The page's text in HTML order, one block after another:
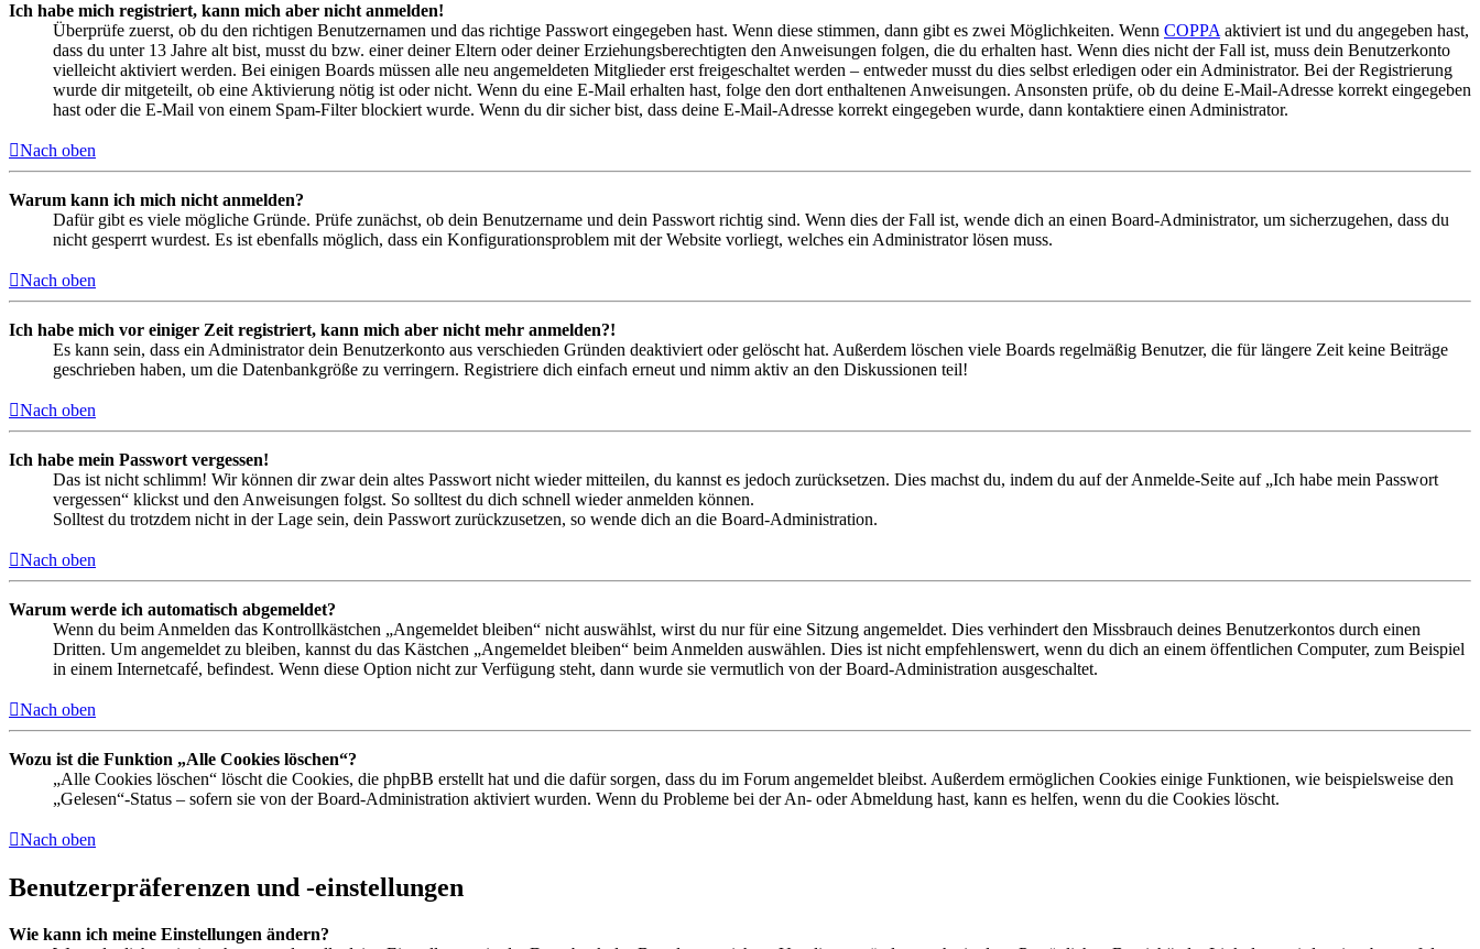
Ich habe mich registriert, kann mich aber nicht anmelden!
Überprüfe zuerst, ob du den richtigen Benutzernamen und das richtige Passwort eingegeben hast. Wenn diese stimmen, dann gibt es zwei Möglichkeiten. Wenn COPPA aktiviert ist und du angegeben hast,
dass du unter 13 Jahre alt bist, musst du bzw. einer deiner Eltern oder deiner Erziehungsberechtigten den Anweisungen folgen, die du erhalten hast. Wenn dies nicht der Fall ist, muss dein Benutzerkonto
vielleicht aktiviert werden. Bei einigen Boards müssen alle neu angemeldeten Mitglieder erst freigeschaltet werden – entweder musst du dies selbst erledigen oder ein Administrator. Bei der Registrierung
wurde dir mitgeteilt, ob eine Aktivierung nötig ist oder nicht. Wenn du eine E-Mail erhalten hast, folge den dort enthaltenen Anweisungen. Ansonsten prüfe, ob du deine E-Mail-Adresse korrekt eingegeben
hast oder die E-Mail von einem Spam-Filter blockiert wurde. Wenn du dir sicher bist, dass deine E-Mail-Adresse korrekt eingegeben wurde, dann kontaktiere einen Administrator.
Nach oben
Warum kann ich mich nicht anmelden?
Dafür gibt es viele mögliche Gründe. Prüfe zunächst, ob dein Benutzername und dein Passwort richtig sind. Wenn dies der Fall ist, wende dich an einen Board-Administrator, um sicherzugehen, dass du
nicht gesperrt wurdest. Es ist ebenfalls möglich, dass ein Konfigurationsproblem mit der Website vorliegt, welches ein Administrator lösen muss.
Nach oben
Ich habe mich vor einiger Zeit registriert, kann mich aber nicht mehr anmelden?!
Es kann sein, dass ein Administrator dein Benutzerkonto aus verschieden Gründen deaktiviert oder gelöscht hat. Außerdem löschen viele Boards regelmäßig Benutzer, die für längere Zeit keine Beiträge
geschrieben haben, um die Datenbankgröße zu verringern. Registriere dich einfach erneut und nimm aktiv an den Diskussionen teil!
Nach oben
Ich habe mein Passwort vergessen!
Das ist nicht schlimm! Wir können dir zwar dein altes Passwort nicht wieder mitteilen, du kannst es jedoch zurücksetzen. Dies machst du, indem du auf der Anmelde-Seite auf „Ich habe mein Passwort
vergessen“ klickst und den Anweisungen folgst. So solltest du dich schnell wieder anmelden können.
Solltest du trotzdem nicht in der Lage sein, dein Passwort zurückzusetzen, so wende dich an die Board-Administration.
Nach oben
Warum werde ich automatisch abgemeldet?
Wenn du beim Anmelden das Kontrollkästchen „Angemeldet bleiben“ nicht auswählst, wirst du nur für eine Sitzung angemeldet. Dies verhindert den Missbrauch deines Benutzerkontos durch einen
Dritten. Um angemeldet zu bleiben, kannst du das Kästchen „Angemeldet bleiben“ beim Anmelden auswählen. Dies ist nicht empfehlenswert, wenn du dich an einem öffentlichen Computer, zum Beispiel
in einem Internetcafé, befindest. Wenn diese Option nicht zur Verfügung steht, dann wurde sie vermutlich von der Board-Administration ausgeschaltet.
Nach oben
Wozu ist die Funktion „Alle Cookies löschen“?
„Alle Cookies löschen“ löscht die Cookies, die phpBB erstellt hat und die dafür sorgen, dass du im Forum angemeldet bleibst. Außerdem ermöglichen Cookies einige Funktionen, wie beispielsweise den
„Gelesen“-Status – sofern sie von der Board-Administration aktiviert wurden. Wenn du Probleme bei der An- oder Abmeldung hast, kann es helfen, wenn du die Cookies löscht.
Nach oben
Benutzerpräferenzen und -einstellungen
Wie kann ich meine Einstellungen ändern?